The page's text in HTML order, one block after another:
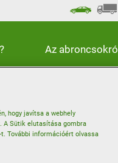
Az abroncsokról
hogy javítsa a webhely
A Sütik elutasítása gombra
További információért olvassa